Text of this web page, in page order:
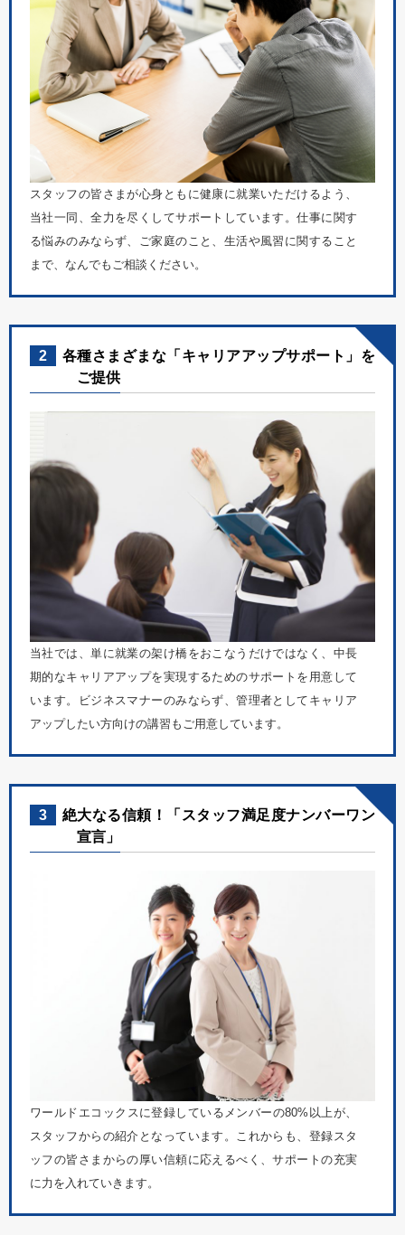
スタッフの皆さまが心身ともに健康に就業いただけるよう、
当社一同、全力を尽くしてサポートしています。仕事に関す
る悩みのみならず、ご家庭のこと、生活や風習に関すること
まで、なんでもご相談ください。
2
各種さまざまな「キャリアアップサポート」を
ご提供
当社では、単に就業の架け橋をおこなうだけではなく、中長
期的なキャリアアップを実現するためのサポートを用意して
います。ビジネスマナーのみならず、管理者としてキャリア
アップしたい方向けの講習もご用意しています。
3
絶大なる信頼！「スタッフ満足度ナンバーワン
宣言」
ワールドエコックスに登録しているメンバーの80%以上が、
スタッフからの紹介となっています。これからも、登録スタ
ッフの皆さまからの厚い信頼に応えるべく、サポートの充実
に力を入れていきます。